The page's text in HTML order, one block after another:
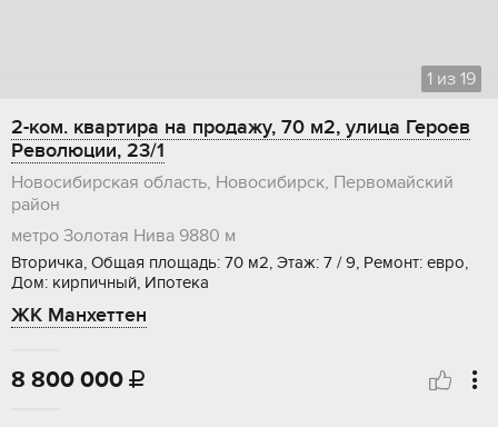
1 из 19
2-ком. квартира на продажу, 70 м2, улица Героев
Революции, 23/1
Новосибирская область, Новосибирск, Первомайский
район
метро Золотая Нива 9880 м
Вторичка, Общая площадь: 70 м2, Этаж: 7 / 9, Ремонт: евро,
Дом: кирпичный, Ипотека
ЖК Манхеттен
8 800 000 